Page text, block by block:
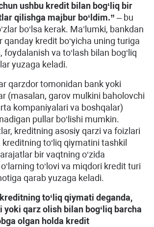
ushbu kredit bilan bog‘liq bir
qilishga majbur bo‘ldim.” – bu
bo‘lsa kerak. Ma’lumki, bankdan
qanday kredit bo‘yicha uning turiga
foydalanish va to‘lash bilan bog‘liq
yuzaga keladi.
qarzdor tomonidan bank yoki
(masalan, garov mulkini baholovchi
kompaniyalari va boshqalar)
pullar bo‘lishi mumkin.
kreditning asosiy qarzi va foizlari
to‘liq qiymatini tashkil
bir vaqtning o‘zida
to‘lovi va miqdori kredit turi
qarab yuzaga keladi.
to‘liq qiymati deganda,
yoki qarz olish bilan bog‘liq barcha
olgan holda kredit